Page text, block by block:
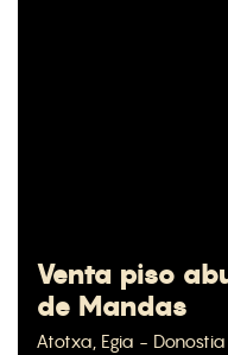
Venta piso
de Mandas
Atotxa, Egia -